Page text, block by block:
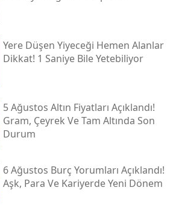
Yere Düşen Yiyeceği Hemen Alanlar
Dikkat! 1 Saniye Bile Yetebiliyor
5 Ağustos Altın Fiyatları Açıklandı!
Gram, Çeyrek Ve Tam Altında Son
Durum
6 Ağustos Burç Yorumları Açıklandı!
Aşk, Para Ve Kariyerde Yeni Dönem